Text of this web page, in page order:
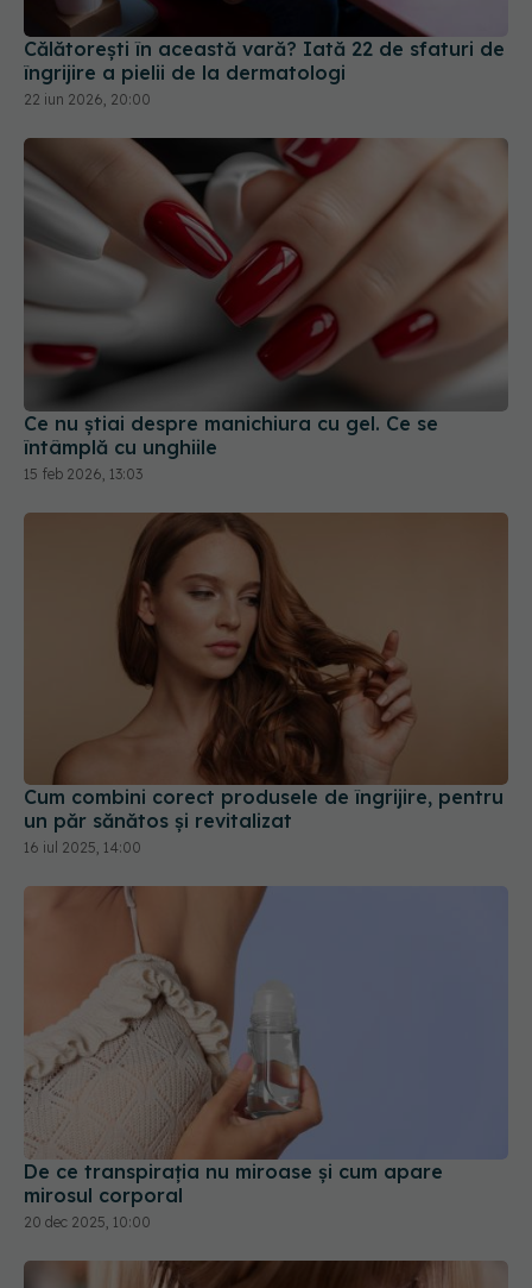
22 iun 2026, 20:00
Ce nu știai despre manichiura cu gel. Ce se
întâmplă cu unghiile
15 feb 2026, 13:03
Cum combini corect produsele de îngrijire, pentru
un păr sănătos și revitalizat
16 iul 2025, 14:00
De ce transpirația nu miroase și cum apare
mirosul corporal
20 dec 2025, 10:00